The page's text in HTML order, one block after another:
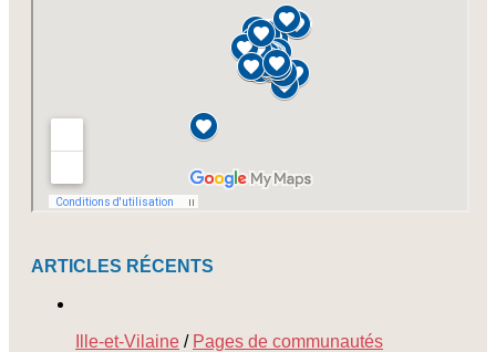
ARTICLES RÉCENTS
Ille-et-Vilaine / Pages de communautés